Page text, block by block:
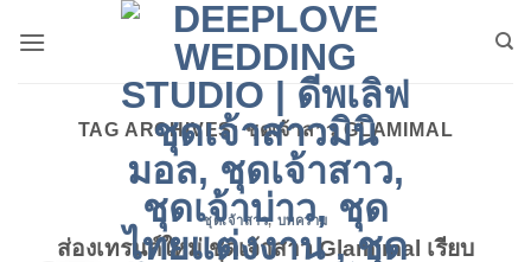
TAG ARCHIVES:ชุดเจ้าสาว GLAMIMAL
ชุดเจ้าสาว, บทความ
ส่องเทรนด์ใหม่ ชุดเจ้าสาว Glamimal เรียบ